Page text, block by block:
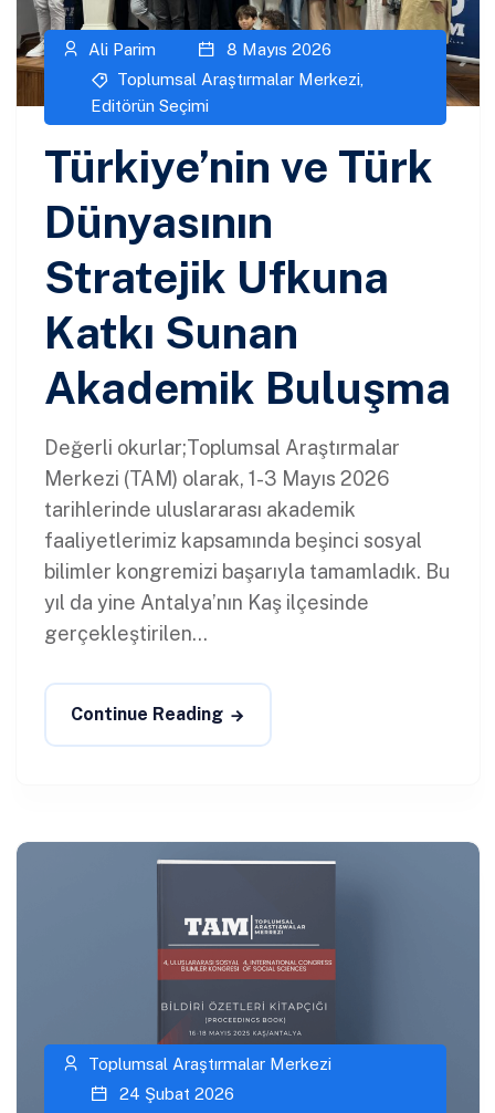
Ali Parim
8 Mayıs 2026
Toplumsal Araştırmalar Merkezi
Editörün Seçimi
Türkiye’nin ve Türk
Dünyasının
Stratejik Ufkuna
Katkı Sunan
Akademik Buluşma
Değerli okurlar;Toplumsal Araştırmalar
Merkezi (TAM) olarak, 1-3 Mayıs 2026
tarihlerinde uluslararası akademik
faaliyetlerimiz kapsamında beşinci sosyal
bilimler kongremizi başarıyla tamamladık. Bu
yıl da yine Antalya’nın Kaş ilçesinde
gerçekleştirilen...
Continue Reading
Toplumsal Araştırmalar Merkezi
24 Şubat 2026